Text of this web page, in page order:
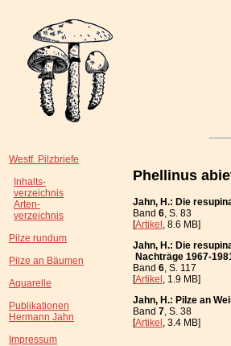
Westf. Pilzbriefe
Inhalts-
verzeichnis
Arten-
verzeichnis
Pilze rundum
Pilze an Bäumen
Aquarelle
Publikationen
Hermann Jahn
Impressum
Phellinus
Jahn, H.: Die
Band 6, S. 83
[Artikel, 8.6 MB]
Jahn, H.: Die
Nachträge 1967-
Band 6, S. 117
[Artikel, 1.9 MB]
Jahn, H.: Pilze an
Band 7, S. 38
[Artikel, 3.4 MB]